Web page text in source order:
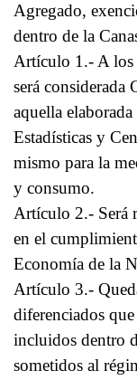
Agregado,
dentro de la
Artículo 1.- A los
será considerada
aquella
Estadísticas y
mismo para la
y consumo.
Artículo 2.- Será
en el
Economía de la
Artículo 3.-
diferenciados
incluidos dentro
sometidos al